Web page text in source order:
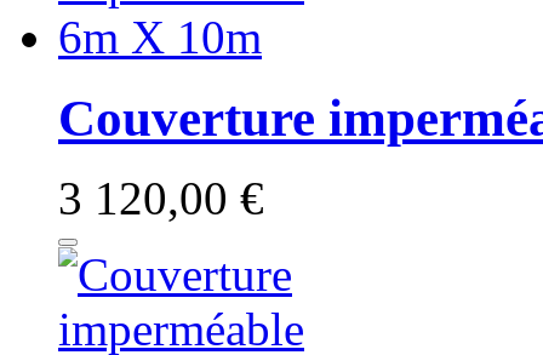
Couverture
3 120,00 €